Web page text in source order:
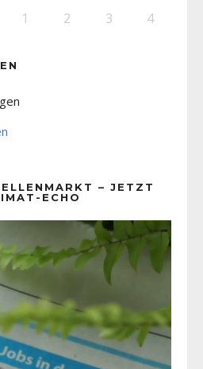
1 2 3 4
– JETZT
ECHO
Player